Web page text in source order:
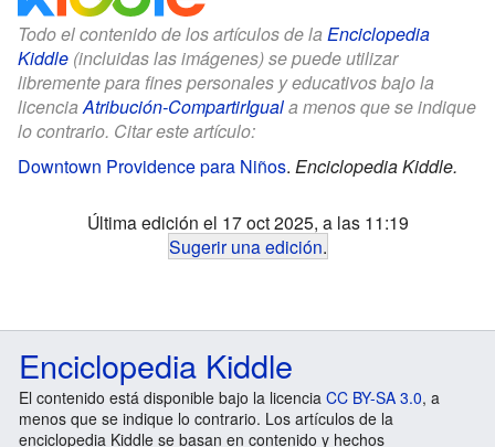
Todo el contenido de los artículos de la Enciclopedia
Kiddle (incluidas las imágenes) se puede utilizar
libremente para fines personales y educativos bajo la
licenciaAtribución-CompartirIguala menos que se indique
lo contrario. Citar este artículo:
Downtown Providence para Niños. Enciclopedia Kiddle.
Última edición el 17 oct 2025, a las 11:19
Sugerir una edición.
Enciclopedia Kiddle
El contenido está disponible bajo la licencia CC BY-SA 3.0, a
menos que se indique lo contrario. Los artículos de la
enciclopedia Kiddle se basan en contenido y hechos